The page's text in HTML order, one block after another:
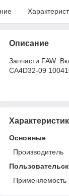
Описание
Запчасти FAW:
CA4D32-09
Основные
Производитель
Применяемость